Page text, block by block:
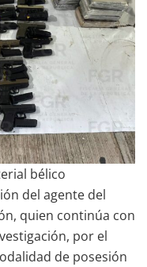
bélico
del agente del
quien continúa con
por el
de posesión